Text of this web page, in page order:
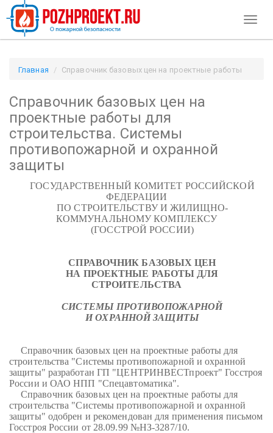
Главная
Справочник базовых цен на проектные работы
защиты / Pozhproekt.ru
Справочник базовых цен на
проектные работы для
строительства. Системы
противопожарной и охранной
защиты
ГОСУДАРСТВЕННЫЙ КОМИТЕТ РОССИЙСКОЙ
ФЕДЕРАЦИИ
ПО СТРОИТЕЛЬСТВУ И ЖИЛИЩНО-
КОММУНАЛЬНОМУ КОМПЛЕКСУ
(ГОССТРОЙ РОССИИ)
СПРАВОЧНИК БАЗОВЫХ ЦЕН
НА ПРОЕКТНЫЕ РАБОТЫ ДЛЯ
СТРОИТЕЛЬСТВА
СИСТЕМЫ ПРОТИВОПОЖАРНОЙ
И ОХРАННОЙ ЗАЩИТЫ
Справочник базовых цен на проектные работы для
строительства "Системы противопожарной и охранной
защиты" разработан ГП "ЦЕНТРИНВЕСТпроект" Госстроя
России и ОАО НПП "Спецавтоматика".
Справочник базовых цен на проектные работы для
строительства "Системы противопожарной и охранной
защиты" одобрен и рекомендован для применения письмом
Госстроя России от 28.09.99 №НЗ-3287/10.